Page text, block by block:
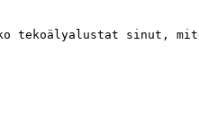
tekoälyalustat